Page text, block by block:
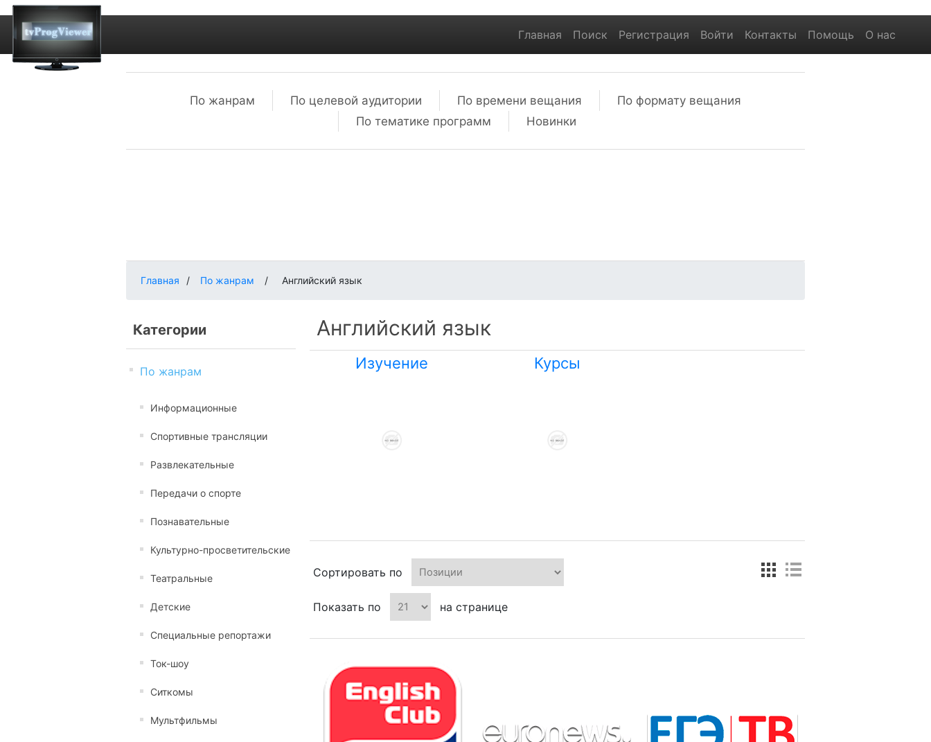
Главная Поиск Регистрация Войти Контакты Помощь О нас
По жанрам По целевой аудитории По времени вещания
По формату вещания
По тематике программ
Новинки
Главная / По жанрам / Английский язык
Категории
По жанрам
Информационные
Спортивные трансляции
Развлекательные
Передачи о спорте
Познавательные
Культурно-просветительские
Театральные
Детские
Специальные репортажи
Ток-шоу
Ситкомы
Мультфильмы
Английский язык
Изучение Курсы
Сортировать по
Показать по на странице